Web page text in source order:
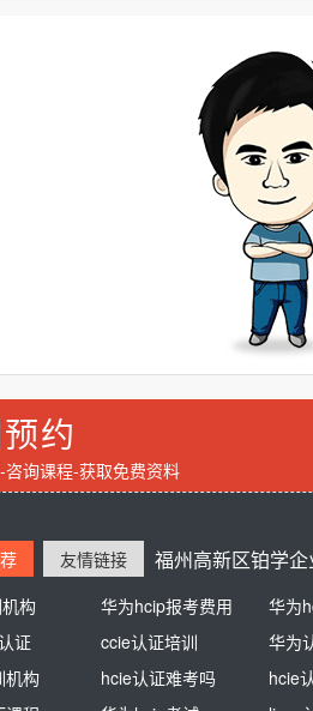
约
咨询课程-获取免费资料
福州高新区铂学
构
华为hcip报考费用
华为
证
ccie认证培训
华为
机构
hcie认证难考吗
hcie
友情链接
新东方英语培训
培训
杭州高中辅导
高中
AAA教育
少儿